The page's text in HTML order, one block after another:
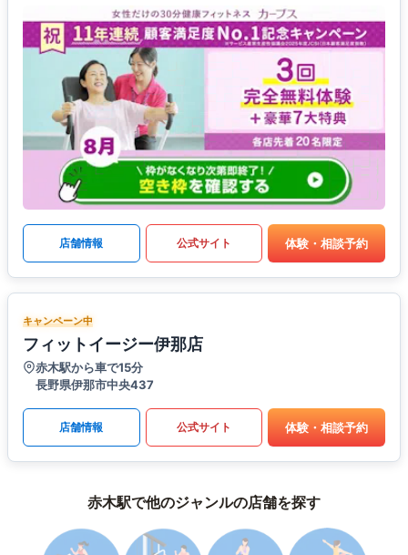
店舗情報 公式サイト 体験・相談予約
キャンペーン中
フィットイージー伊那店
赤木駅から車で15分
長野県伊那市中央437
店舗情報 公式サイト 体験・相談予約
赤木駅で他のジャンルの店舗を探す